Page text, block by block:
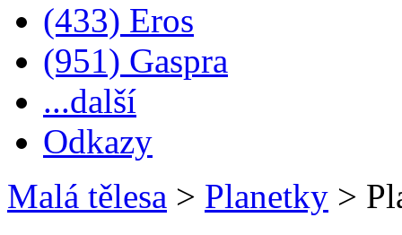
(433) Eros
(951) Gaspra
...další
Odkazy
Malá tělesa > Planetky >